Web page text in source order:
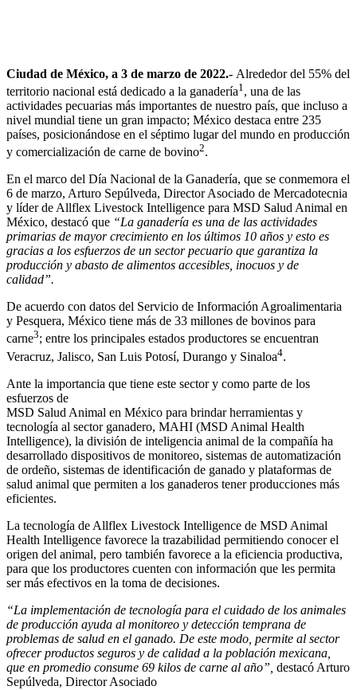
Ciudad de México, a 3 de marzo de 2022.- Alrededor del 55% del
territorio nacional está dedicado a la ganadería1 , una de las
actividades pecuarias más importantes de nuestro país, que incluso a
nivel mundial tiene un gran impacto; México destaca entre 235
países, posicionándose en el séptimo lugar del mundo en producción
y comercialización de carne de bovino2.
En el marco del Día Nacional de la Ganadería, que se conmemora el
6 de marzo, Arturo Sepúlveda, Director Asociado de Mercadotecnia
y líder de Allflex Livestock Intelligence para MSD Salud Animal en
México, destacó que “La ganadería es una de las actividades
primarias de mayor crecimiento en los últimos 10 años y esto es
gracias a los esfuerzos de un sector pecuario que garantiza la
producción y abasto de alimentos accesibles, inocuos y de
calidad”.
De acuerdo con datos del Servicio de Información Agroalimentaria
y Pesquera, México tiene más de 33 millones de bovinos para
carne3; entre los principales estados productores se encuentran
Veracruz, Jalisco, San Luis Potosí, Durango y Sinaloa4.
Ante la importancia que tiene este sector y como parte de los
esfuerzos de
MSD Salud Animal en México para brindar herramientas y
tecnología al sector ganadero, MAHI (MSD Animal Health
Intelligence), la división de inteligencia animal de la compañía ha
desarrollado dispositivos de monitoreo, sistemas de automatización
de ordeño, sistemas de identificación de ganado y plataformas de
salud animal que permiten a los ganaderos tener producciones más
eficientes.
La tecnología de Allflex Livestock Intelligence de MSD Animal
Health Intelligence favorece la trazabilidad permitiendo conocer el
origen del animal, pero también favorece a la eficiencia productiva,
para que los productores cuenten con información que les permita
ser más efectivos en la toma de decisiones.
“La implementación de tecnología para el cuidado de los animales
de producción ayuda al monitoreo y detección temprana de
problemas de salud en el ganado. De este modo, permite al sector
ofrecer productos seguros y de calidad a la población mexicana,
que en promedio consume 69 kilos de carne al año”, destacó Arturo
Sepúlveda, Director Asociado